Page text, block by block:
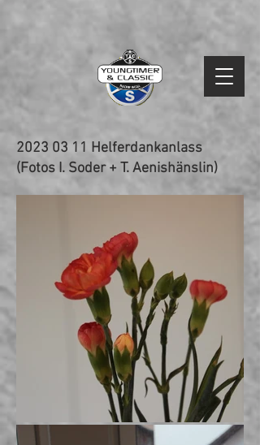
2023 03 11 Helferdankanlass
(Fotos I. Soder + T. Aenishänslin)